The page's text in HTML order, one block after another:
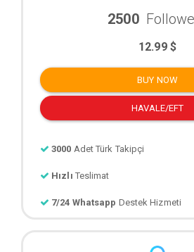
2500
12.99 $
BUY NOW
HAVALE/EFT
3000 Adet Türk Takipçi
Hızlı Teslimat
7/24 Whatsapp Destek